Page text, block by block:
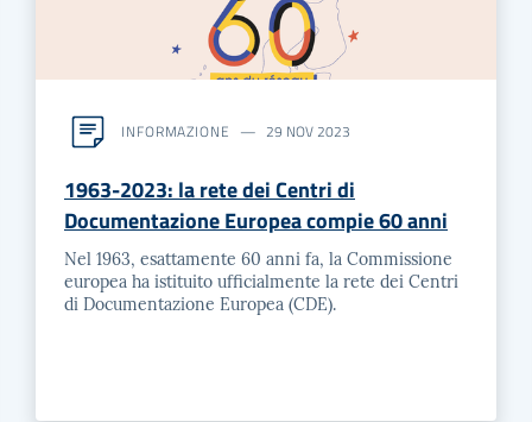
INFORMAZIONE 29 NOV 2023
1963-2023: la rete dei Centri di
Documentazione Europea compie 60 anni
Nel 1963, esattamente 60 anni fa, la Commissione
europea ha istituito ufficialmente la rete dei Centri
di Documentazione Europea (CDE).